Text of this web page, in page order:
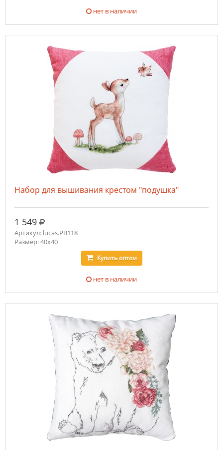
нет в наличии
Набор для вышивания крестом "подушка"
1 549 руб.
Артикул: lucas.PB118
Размер: 40х40
Купитьоптом
нет в наличии